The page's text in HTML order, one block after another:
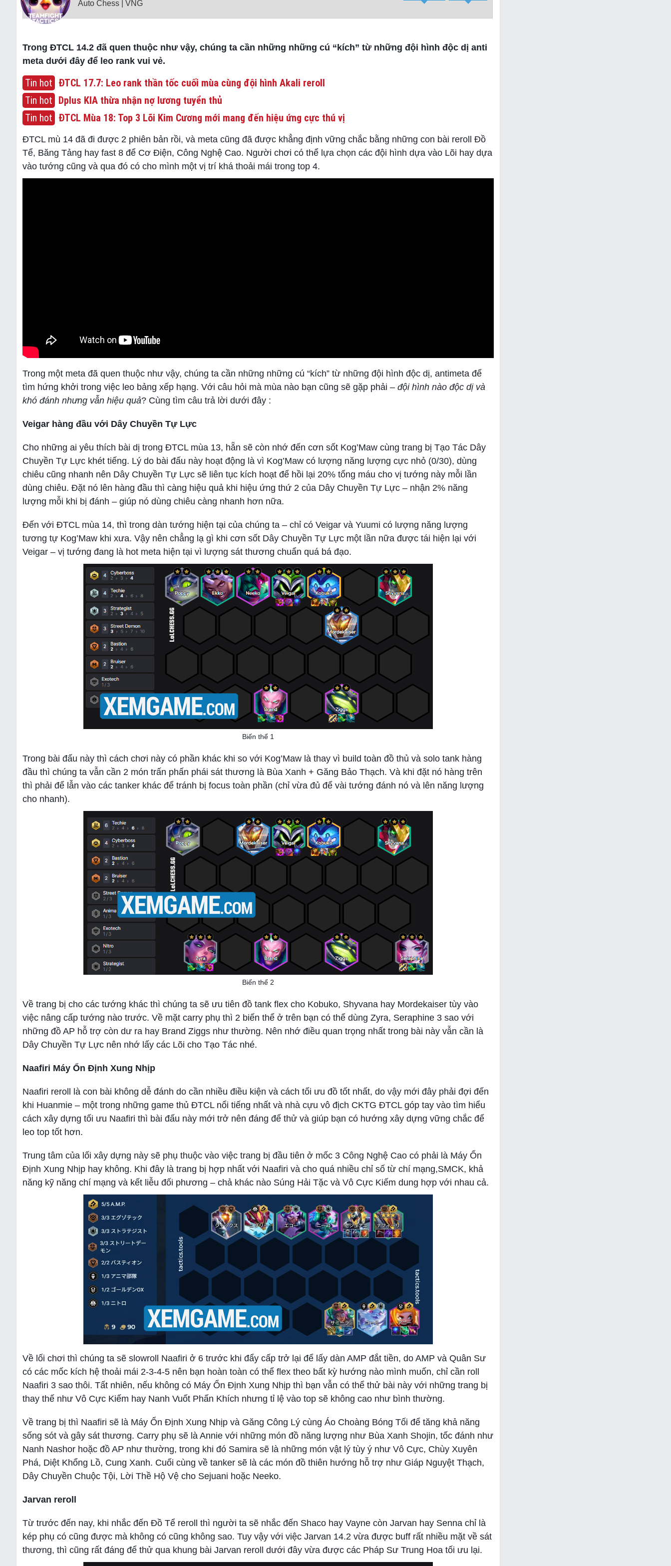
Auto Chess | VNG
Trong ĐTCL 14.2 đã quen thuộc như vậy, chúng ta cần những những cú “kích” từ những đội hình độc dị anti
meta dưới đây để leo rank vui vẻ.
Tin hot ĐTCL 17.7: Leo rank thần tốc cuối mùa cùng đội hình Akali reroll
Tin hot Dplus KIA thừa nhận nợ lương tuyển thủ
Tin hot ĐTCL Mùa 18: Top 3 Lõi Kim Cương mới mang đến hiệu ứng cực thú vị
ĐTCL mù 14 đã đi được 2 phiên bản rồi, và meta cũng đã được khẳng định vững chắc bằng những con bài reroll Đồ
Tể, Băng Tảng hay fast 8 để Cơ Điện, Công Nghệ Cao. Người chơi có thể lựa chọn các đội hình dựa vào Lõi hay dựa
vào tướng cũng và qua đó có cho mình một vị trí khá thoải mái trong top 4.
Trong một meta đã quen thuộc như vậy, chúng ta cần những những cú “kích” từ những đội hình độc dị, antimeta để
tìm hứng khởi trong việc leo bảng xếp hạng. Với câu hỏi mà mùa nào bạn cũng sẽ gặp phải – đội hình nào độc dị và
khó đánh nhưng vẫn hiệu quả? Cùng tìm câu trả lời dưới đây :
Veigar hàng đầu với Dây Chuyền Tự Lực
Cho những ai yêu thích bài dị trong ĐTCL mùa 13, hẵn sẽ còn nhớ đến cơn sốt Kog’Maw cùng trang bị Tạo Tác Dây
Chuyền Tự Lực khét tiếng. Lý do bài đấu này hoạt động là vì Kog’Maw có lượng năng lượng cực nhỏ (0/30), dùng
chiêu cũng nhanh nên Dây Chuyền Tự Lực sẽ liên tục kích hoạt để hồi lại 20% tổng máu cho vị tướng này mỗi lần
dùng chiêu. Đặt nó lên hàng đầu thì càng hiệu quả khi hiệu ứng thứ 2 của Dây Chuyền Tự Lực – nhận 2% năng
lượng mỗi khi bị đánh – giúp nó dùng chiêu càng nhanh hơn nữa.
Đến với ĐTCL mùa 14, thì trong dàn tướng hiện tại của chúng ta – chỉ có Veigar và Yuumi có lượng năng lượng
tương tự Kog’Maw khi xưa. Vậy nên chẳng lạ gì khi cơn sốt Dây Chuyền Tự Lực một lần nữa được tái hiện lại với
Veigar – vị tướng đang là hot meta hiện tại vì lượng sát thương chuẩn quá bá đạo.
Biến thể 1
Trong bài đấu này thì cách chơi này có phần khác khi so với Kog’Maw là thay vì build toàn đồ thủ và solo tank hàng
đầu thì chúng ta vẫn cần 2 món trấn phấn phái sát thương là Bùa Xanh + Găng Bảo Thạch. Và khi đặt nó hàng trên
thì phải để lẫn vào các tanker khác để tránh bị focus toàn phần (chỉ vừa đủ để vài tướng đánh nó và lên năng lượng
cho nhanh).
Biến thể 2
Về trang bị cho các tướng khác thì chúng ta sẽ ưu tiên đồ tank flex cho Kobuko, Shyvana hay Mordekaiser tùy vào
việc nâng cấp tướng nào trước. Về mặt carry phụ thì 2 biến thể ở trên bạn có thể dùng Zyra, Seraphine 3 sao với
những đồ AP hỗ trợ còn dư ra hay Brand Ziggs như thường. Nên nhớ điều quan trọng nhất trong bài này vẫn cần là
Dây Chuyền Tự Lực nên nhớ lấy các Lõi cho Tạo Tác nhé.
Naafiri Máy Ổn Định Xung Nhịp
Naafiri reroll là con bài không dễ đánh do cần nhiều điều kiện và cách tối ưu đồ tốt nhất, do vậy mới đây phải đợi đến
khi Huanmie – một trong những game thủ ĐTCL nổi tiếng nhất và nhà cựu vô địch CKTG ĐTCL góp tay vào tìm hiểu
cách xây dựng tối ưu Naafiri thì bài đấu này mới trở nên đáng để thử và giúp bạn có hướng xây dựng vững chắc để
leo top tốt hơn.
Trung tâm của lối xây dựng này sẽ phụ thuộc vào việc trang bị đầu tiên ở mốc 3 Công Nghệ Cao có phải là Máy Ổn
Định Xung Nhịp hay không. Khi đây là trang bị hợp nhất với Naafiri và cho quá nhiều chỉ số từ chí mạng,SMCK, khả
năng kỹ năng chí mạng và kết liễu đối phương – chả khác nào Súng Hải Tặc và Vô Cực Kiếm dung hợp với nhau cả.
Về lối chơi thì chúng ta sẽ slowroll Naafiri ở 6 trước khi đẩy cấp trở lại để lấy dàn AMP đắt tiền, do AMP và Quân Sư
có các mốc kích hệ thoải mái 2-3-4-5 nên bạn hoàn toàn có thể flex theo bất kỳ hướng nào mình muốn, chỉ cần roll
Naafiri 3 sao thôi. Tất nhiên, nếu không có Máy Ổn Định Xung Nhịp thì bạn vẫn có thể thử bài này với những trang bị
thay thế như Vô Cực Kiếm hay Nanh Vuốt Phấn Khích nhưng tỉ lệ vào top sẽ không cao như bình thường.
Về trang bị thì Naafiri sẽ là Máy Ổn Định Xung Nhịp và Găng Công Lý cùng Áo Choàng Bóng Tối để tăng khả năng
sống sót và gây sát thương. Carry phụ sẽ là Annie với những món đồ năng lượng như Bùa Xanh Shojin, tốc đánh như
Nanh Nashor hoặc đồ AP như thường, trong khi đó Samira sẽ là những món vật lý tùy ý như Vô Cực, Chùy Xuyên
Phá, Diệt Khổng Lồ, Cung Xanh. Cuối cùng về tanker sẽ là các món đồ thiên hướng hỗ trợ như Giáp Nguyệt Thạch,
Dây Chuyền Chuộc Tội, Lời Thề Hộ Vệ cho Sejuani hoặc Neeko.
Jarvan reroll
Từ trước đến nay, khi nhắc đến Đồ Tể reroll thì người ta sẽ nhắc đến Shaco hay Vayne còn Jarvan hay Senna chỉ là
kép phụ có cũng được mà không có cũng không sao. Tuy vậy với việc Jarvan 14.2 vừa được buff rất nhiều mặt về sát
thương, thì cũng rất đáng để thử qua khung bài Jarvan reroll dưới đây vừa được các Pháp Sư Trung Hoa tối ưu lại.